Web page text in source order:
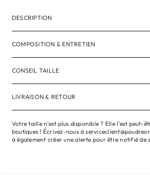
DESCRIPTION
COMPOSITION & ENTRETIEN
CONSEIL TAILLE
LIVRAISON & RETOUR
Votre taille n’est plus disponible ? Elle l’est peut-
boutiques ! Écrivez-nous à
à également créer une alerte pour être notifié de